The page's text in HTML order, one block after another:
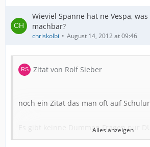
Wieviel Spanne hat ne Vespa,
machbar?
chriskolbi August 14, 2012 at 09:46
Zitat von Rolf Sieber
noch ein Zitat das man oft auf
Es gibt keinne Dummen Fragen nur
Alles anzeigen